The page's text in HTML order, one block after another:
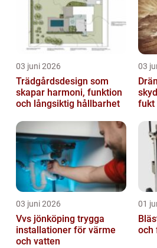
03 juni 2026
Trädgårdsdesign som
skapar harmoni, funktion
och långsiktig hållbarhet
03
fukt
03 juni 2026
Vvs jönköping trygga
installationer för värme
och vatten
01
Bläster
och